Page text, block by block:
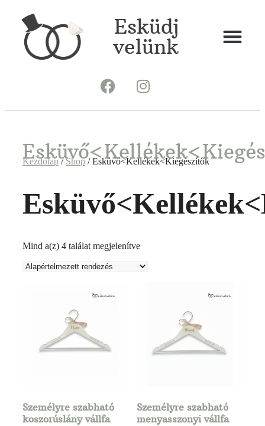
Esküdj
velünk
Kezdőlap/Shop/ Esküvő<Kellékek<Kiegészítők
Mind a(z) 4 találat megjelenítve
Személyre szabható
koszorúslány vállfa
Személyre szabható
menyasszonyi vállfa